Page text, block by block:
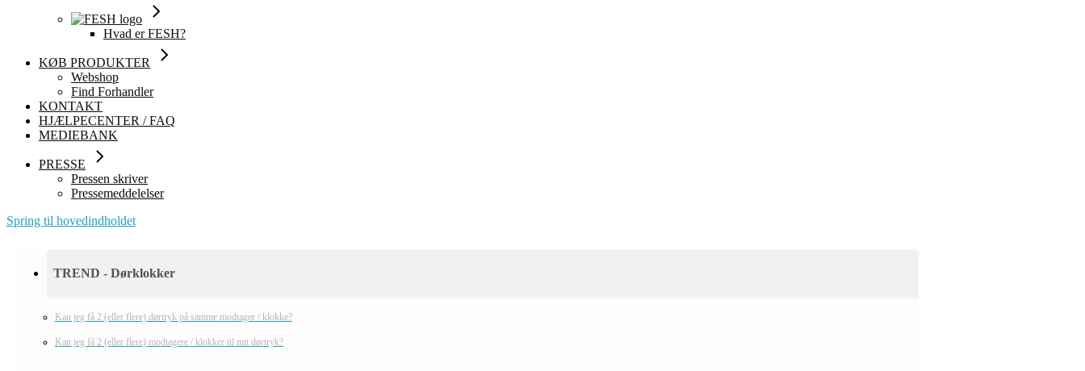
Hvad er FESH?
KØB PRODUKTER
Webshop
Find Forhandler
KONTAKT
HJÆLPECENTER / FAQ
MEDIEBANK
PRESSE
Pressen skriver
Pressemeddelelser
Spring til hovedindholdet
TREND - Dørklokker
Kan jeg få 2 (eller flere) dørtryk på samme modtager / klokke?
Kan jeg få 2 (eller flere) modtagere / klokker til mit dørtryk?